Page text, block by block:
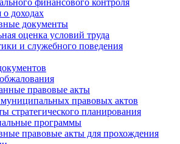
финансового контроля
доходах
документы
оценка условий труда
и служебного поведения
правовые акты
правовых актов
стратегического планирования
программы
правовые акты для прохождения